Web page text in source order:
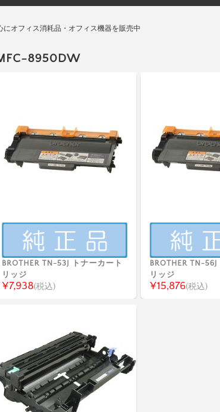
オフィス消耗品・オフィス機器を販売中
8950DW
BROTHER TN-53J トナーカート
リッジ
¥7,938(税込)
BROTHER TN-
リッジ
¥15,876(税込)